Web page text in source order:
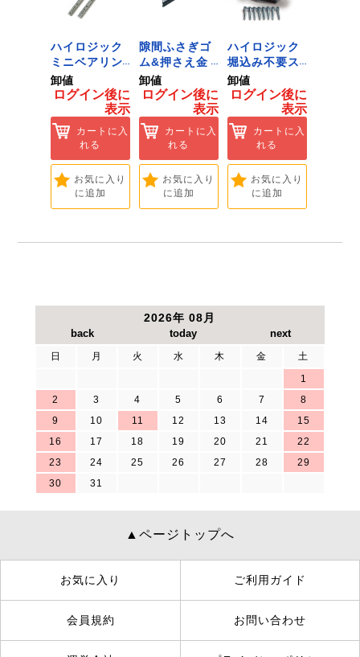
ハイロジック
ミニベアリン
グタイプ 310
ミリ 72958
Hardware]
卸値
ログイン後に
表示
カートに入
れる
お気に入り
に追加
隙間ふさぎゴ
ム&押さえ金
物 72909
卸値
ログイン後に
表示
カートに入
れる
お気に入り
に追加
ハイロジック
堀込み不要ス
ライド蝶番S
無兼用 P-726
Hardware]
卸値
ログイン後に
表示
カートに入
れる
お気に入り
に追加
2026年 08月
日 月 火 水 木 金
土
1
2
3 4 5 6 7
8
9
10 11 12 13 14
15
16
17 18 19 20 21
22
23
24 25 26 27 28
29
30
31
▲ページトップへ
お気に入り ご利用ガイド
会員規約 お問い合わせ